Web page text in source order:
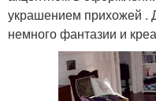
украшением прихожей .
немного фантазии и